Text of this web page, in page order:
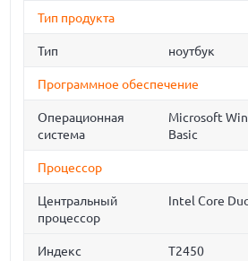
Тип продукта
Тип ноутбук
Программное обеспечение
Операционная
система
Microsoft
Basic
Процессор
Центральный
процессор
Intel Core
Индекс T2450